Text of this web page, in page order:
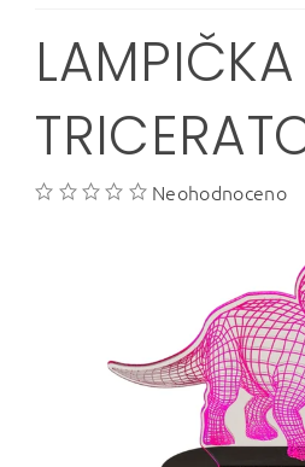
Neohodnoceno